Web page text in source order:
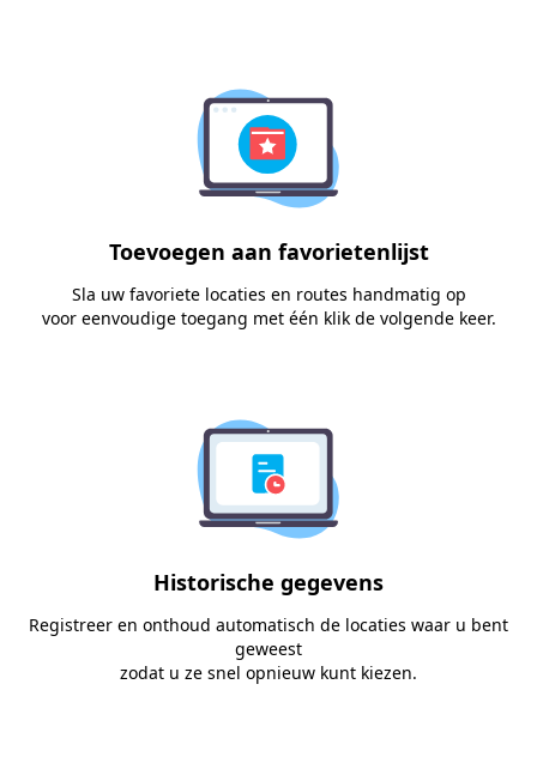
Toevoegen aan favorietenlijst
Sla uw favoriete locaties en routes handmatig op
voor eenvoudige toegang met één klik de volgende keer.
Historische gegevens
Registreer en onthoud automatisch de locaties waar u bent
geweest
zodat u ze snel opnieuw kunt kiezen.